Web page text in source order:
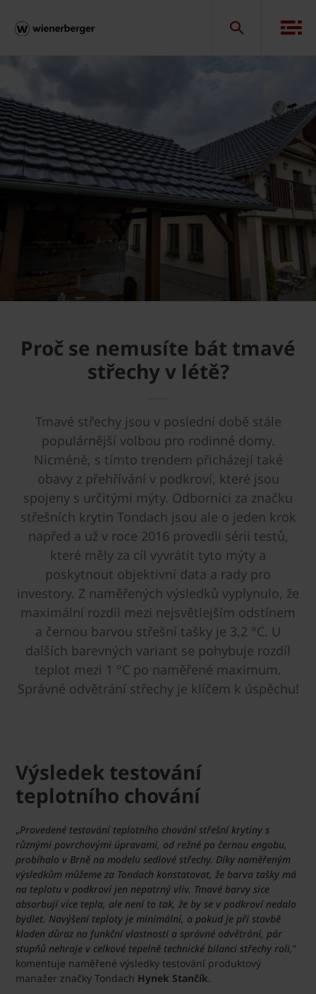
Proč se nemusíte bát tmavé
střechy v létě?
Tmavé střechy jsou v poslední době stále
populárnější volbou pro rodinné domy.
Nicméně, s tímto trendem přicházejí také
obavy z přehřívání v podkroví, které jsou
spojeny s určitými mýty. Odborníci za značku
střešních krytin Tondach jsou ale o jeden krok
napřed a už v roce 2016 provedli sérii testů,
které měly za cíl vyvrátit tyto mýty a
poskytnout objektivní data a rady pro
investory. Z naměřených výsledků vyplynulo, že
maximální rozdíl mezi nejsvětlejším odstínem
a černou barvou střešní tašky je 3,2 °C. U
dalších barevných variant se pohybuje rozdíl
teplot mezi 1 °C po naměřené maximum.
Správné odvětrání střechy je klíčem k úspěchu!
Výsledek testování
teplotního chování
„Provedené testování teplotního chování střešní krytiny s
různými povrchovými úpravami, od režné po černou engobu,
probíhalo v Brně na modelu sedlové střechy. Díky naměřeným
výsledkům můžeme za Tondach konstatovat, že barva tašky má
na teplotu v podkroví jen nepatrný vliv. Tmavé barvy sice
absorbují více tepla, ale není to tak, že by se v podkroví nedalo
bydlet. Navýšení teploty je minimální, a pokud je při stavbě
kladen důraz na funkční vlastnosti a správné odvětrání, pár
stupňů nehraje v celkové tepelně technické bilanci střechy roli,”
komentuje naměřené výsledky testování produktový
manažer značky Tondach Hynek Stančík.